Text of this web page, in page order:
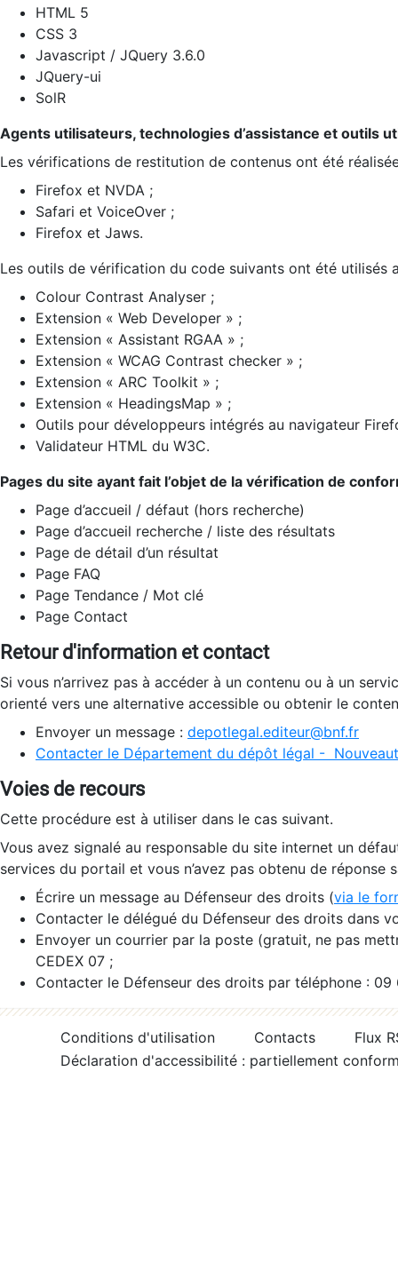
HTML 5
CSS 3
Javascript / JQuery 3.6.0
JQuery-ui
SolR
Agents utilisateurs, technologies d’assistance et outils
Les vérifications de restitution de contenus ont été
Firefox et NVDA ;
Safari et VoiceOver ;
Firefox et Jaws.
Les outils de vérification du code suivants ont été utilisés
Colour Contrast Analyser ;
Extension « Web Developer » ;
Extension « Assistant RGAA » ;
Extension « WCAG Contrast checker » ;
Extension « ARC Toolkit » ;
Extension « HeadingsMap » ;
Outils pour développeurs intégrés au navigateur
Validateur HTML du W3C.
Pages du site ayant fait l’objet de la vérification de
Page d’accueil / défaut (hors recherche)
Page d’accueil recherche / liste des résultats
Page de détail d’un résultat
Page FAQ
Page Tendance / Mot clé
Page Contact
Retour d'information et contact
Si vous n’arrivez pas à accéder à un contenu ou à un
orienté vers une alternative accessible ou obtenir le
Envoyer un message : depotlegal.editeur@bnf.fr
Contacter le Département du dépôt légal -
Voies de recours
Cette procédure est à utiliser dans le cas suivant.
Vous avez signalé au responsable du site internet un
services du portail et vous n’avez pas obtenu de réponse
Écrire un message au Défenseur des droits (via le
Contacter le délégué du Défenseur des droits dans
Envoyer un courrier par la poste (gratuit, ne pas
CEDEX 07 ;
Contacter le Défenseur des droits par téléphone :
Conditions d'utilisation Contacts
Flux
Déclaration d'accessibilité : partiellement